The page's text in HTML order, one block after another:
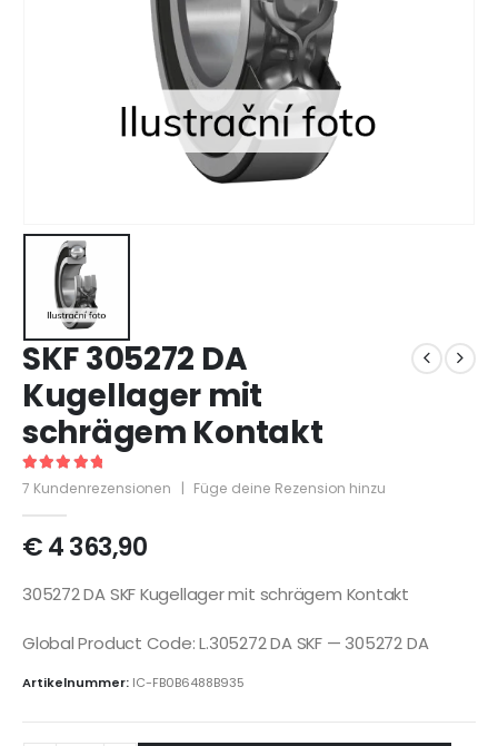
SKF 305272 DA
Kugellager mit
schrägem Kontakt
5 out of 5
7 Kundenrezensionen | Füge deine Rezension hinzu
€4 363,90
305272 DA SKF Kugellager mit schrägem Kontakt
Global Product Code: L.305272 DA SKF — 305272 DA
Artikelnummer: IC-FB0B6488B935